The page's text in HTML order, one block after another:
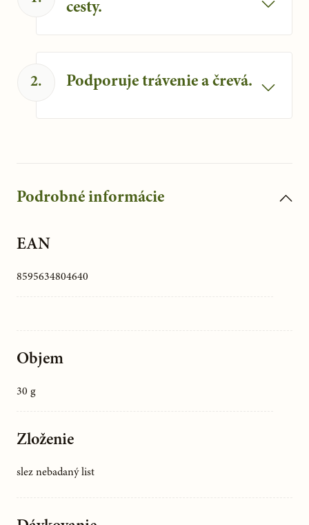
cesty.
Slez podporuje normálny stav hltana a
funkciu dýchacích ciest.
2. Podporuje trávenie a črevá.
Slez sa podieľa na prirodzenom trávení a
Podrobné informácie
EAN
8595634804640
Objem
30 g
Zloženie
slez nebadaný list